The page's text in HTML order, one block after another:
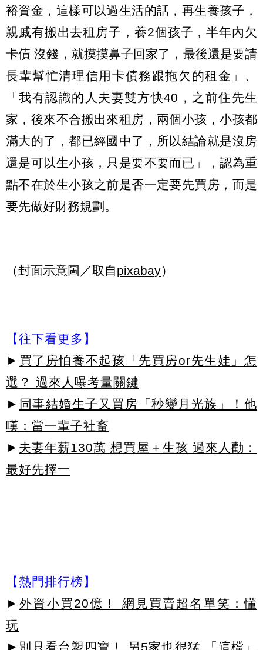
裕資金，這樣可以過生活的話，再生養孩子，
親戚有搬出去租房子，養2個孩子，半年內欠
卡債 沒錢，就摸摸鼻子回家了，最後還是要請
長輩幫忙清理信用卡債務跟拖欠的租金」、
「我有認識的人夫妻雙方快40，之前住先生
家，後來不合搬出來租房，兩個小孩，小孩都
滿大的了，都已經國中了，所以結論就是沒房
還是可以生小孩，只是要不要而已」，認為重
點不在於生小孩之前是否一定要先買房，而是
要先做好財務規劃。
（封面示意圖／取自pixabay）
【往下看更多】
► 買了房怕養不起孩「先買房or先生娃」怎
選？ 過來人曝考量關鍵
► 同事結婚生子又買房「秒變月光族」！他
嘆：當一輩子社畜
► 夫妻年薪130萬 想買屋＋生孩 過來人勸：
最好先擇一
【熱門排行榜】
► 外資小買20億！ 網見買賣超名單笑：懂
玩
► 別只看台塑四寶！ 另5家也很猛 「這檔」